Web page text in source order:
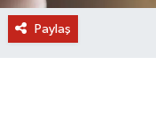
Paylaş